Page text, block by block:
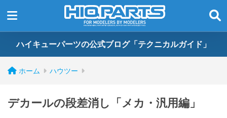
ハイキューパーツの公式ブログ「テクニカルガイド」
ホーム ハウツー
デカールの段差消し「メカ・汎用編」